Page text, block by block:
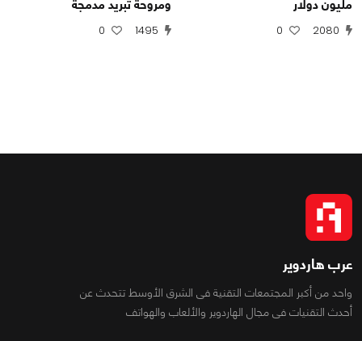
مليون دولار
2080
0
ومروحة تبريد مدمجة
1495
0
عرب هاردوير
واحد من أكبر المجتمعات التقنية فى الشرق الأوسط تتحدث عن
أحدث التقنيات فى مجال الهاردوير والألعاب والهواتف